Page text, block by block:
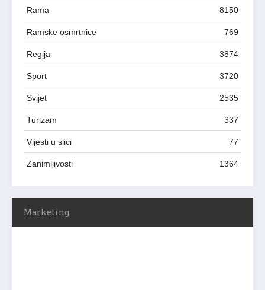
Rama 8150
Ramske osmrtnice 769
Regija 3874
Sport 3720
Svijet 2535
Turizam 337
Vijesti u slici 77
Zanimljivosti 1364
Marketing